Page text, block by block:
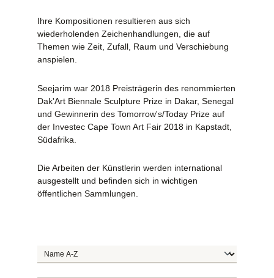
Ihre Kompositionen resultieren aus sich
wiederholenden Zeichenhandlungen, die auf
Themen wie Zeit, Zufall, Raum und Verschiebung
anspielen.
Seejarim war 2018 Preisträgerin des renommierten
Dak'Art Biennale Sculpture Prize in Dakar, Senegal
und Gewinnerin des Tomorrow's/Today Prize auf
der Investec Cape Town Art Fair 2018 in Kapstadt,
Südafrika.
Die Arbeiten der Künstlerin werden international
ausgestellt und befinden sich in wichtigen
öffentlichen Sammlungen.